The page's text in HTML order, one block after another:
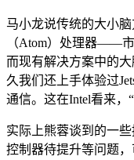
马小龙说传统的大小
（Atom）处理器——市
而现有解决方案中的
久我们还上手体验过
通信。这在Intel看来，
实际上熊蓉谈到的一
控制器待提升等问题